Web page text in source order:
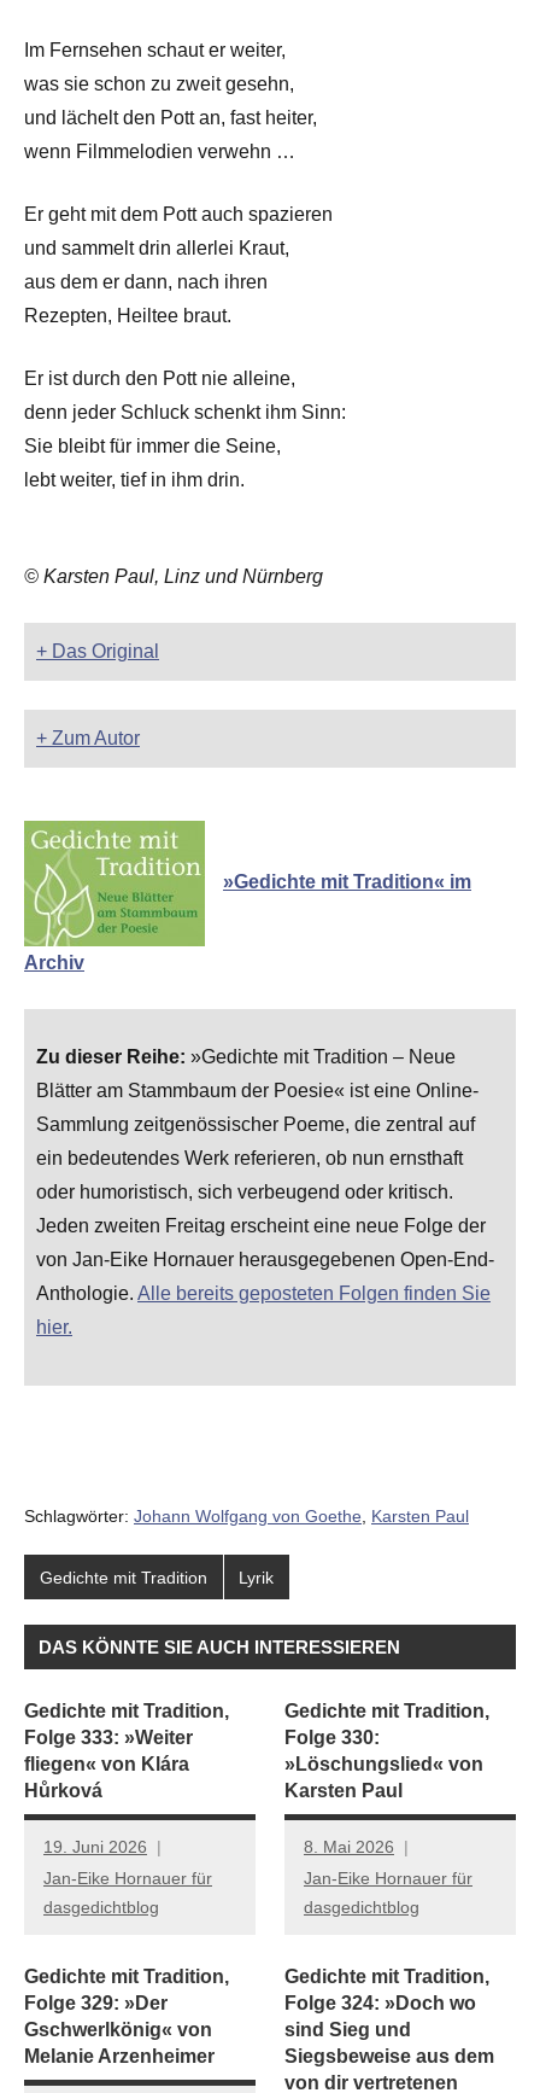
Im Fernsehen schaut er weiter,
was sie schon zu zweit gesehn,
und lächelt den Pott an, fast heiter,
wenn Filmmelodien verwehn …
Er geht mit dem Pott auch spazieren
und sammelt drin allerlei Kraut,
aus dem er dann, nach ihren
Rezepten, Heiltee braut.
Er ist durch den Pott nie alleine,
denn jeder Schluck schenkt ihm Sinn:
Sie bleibt für immer die Seine,
lebt weiter, tief in ihm drin.
© Karsten Paul, Linz und Nürnberg
+ Das Original
+ Zum Autor
»Gedichte mit Tradition« im
Archiv
Zu dieser Reihe: »Gedichte mit Tradition – Neue
Blätter am Stammbaum der Poesie« ist eine Online-
Sammlung zeitgenössischer Poeme, die zentral auf
ein bedeutendes Werk referieren, ob nun ernsthaft
oder humoristisch, sich verbeugend oder kritisch.
Jeden zweiten Freitag erscheint eine neue Folge der
von Jan-Eike Hornauer herausgegebenen Open-End-
Anthologie. Alle bereits geposteten Folgen finden Sie
hier.
Schlagwörter: Johann Wolfgang von Goethe Karsten Paul
Gedichte mit Tradition Lyrik
DAS KÖNNTE SIE AUCH INTERESSIEREN
Gedichte mit Tradition,
Folge 333: »Weiter
fliegen« von Klára
Hůrková
19. Juni 2026
Jan-Eike Hornauer für
dasgedichtblog
Gedichte mit Tradition,
Folge 330:
»Löschungslied« von
Karsten Paul
8. Mai 2026
Jan-Eike Hornauer für
dasgedichtblog
Gedichte mit Tradition,
Folge 329: »Der
Gschwerlkönig« von
Melanie Arzenheimer
Gedichte mit Tradition,
Folge 324: »Doch wo
sind Sieg und
Siegsbeweise aus dem
von dir vertretenen